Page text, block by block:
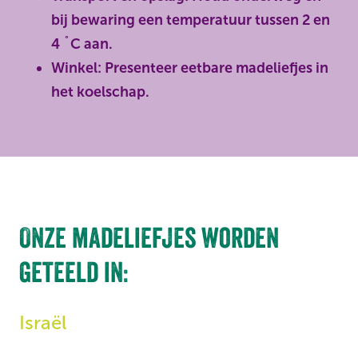
bij bewaring een temperatuur tussen 2 en
4 ˚C aan.
Winkel: Presenteer eetbare madeliefjes in
het koelschap.
Onze madeliefjes worden
geteeld in:
Israël